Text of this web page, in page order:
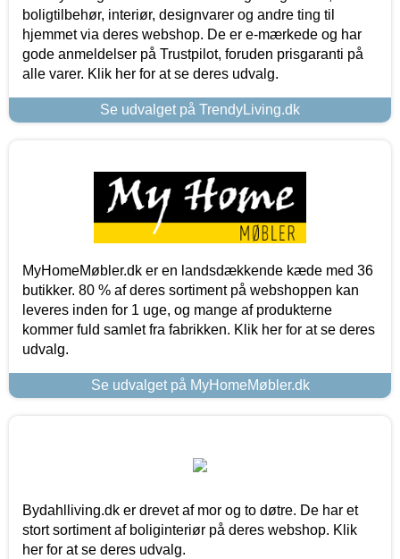
boligtilbehør, interiør, designvarer og andre ting til
hjemmet via deres webshop. De er e-mærkede og har
gode anmeldelser på Trustpilot, foruden prisgaranti på
alle varer. Klik her for at se deres udvalg.
Se udvalget på TrendyLiving.dk
MyHomeMøbler.dk er en landsdækkende kæde med 36
butikker. 80 % af deres sortiment på webshoppen kan
leveres inden for 1 uge, og mange af produkterne
kommer fuld samlet fra fabrikken. Klik her for at se deres
udvalg.
Se udvalget på MyHomeMøbler.dk
Bydahlliving.dk er drevet af mor og to døtre. De har et
stort sortiment af boliginteriør på deres webshop. Klik
her for at se deres udvalg.